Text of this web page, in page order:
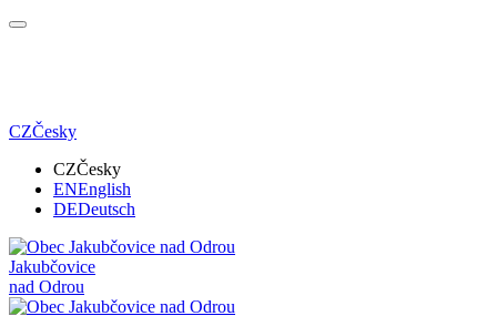
CZČesky
CZČesky
ENEnglish
DEDeutsch
Jakubčovice
nad Odrou